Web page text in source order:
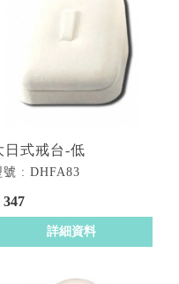
日式戒台-低
號 : DHFA83
347
詳細資料